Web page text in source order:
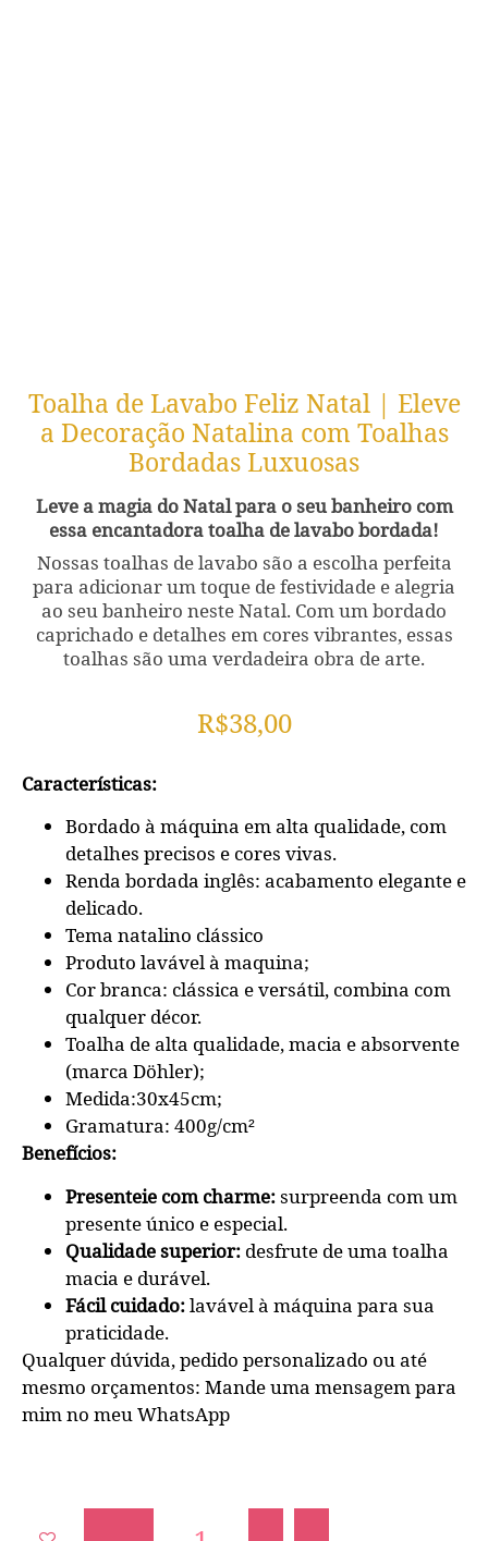
Toalha de Lavabo Feliz Natal | Eleve
a Decoração Natalina com Toalhas
Bordadas Luxuosas
Leve a magia do Natal para o seu banheiro com
essa encantadora toalha de lavabo bordada!
Nossas toalhas de lavabo são a escolha perfeita
para adicionar um toque de festividade e alegria
ao seu banheiro neste Natal. Com um bordado
caprichado e detalhes em cores vibrantes, essas
toalhas são uma verdadeira obra de arte.
R$38,00
Características:
Bordado à máquina em alta qualidade, com
detalhes precisos e cores vivas.
Renda bordada inglês: acabamento elegante e
delicado.
Tema natalino clássico
Produto lavável à maquina;
Cor branca: clássica e versátil, combina com
qualquer décor.
Toalha de alta qualidade, macia e absorvente
(marca Döhler);
Medida:30x45cm;
Gramatura: 400g/cm²
Benefícios:
Presenteie com charme:surpreenda com um
presente único e especial.
Qualidade superior: desfrute de uma toalha
macia e durável.
Fácil cuidado:lavável à máquina para sua
praticidade.
Qualquer dúvida, pedido personalizado ou até
mesmo orçamentos: Mande uma mensagem para
mim no meu WhatsApp